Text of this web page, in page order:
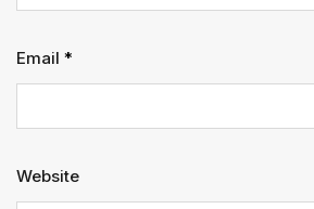
Email *
Website